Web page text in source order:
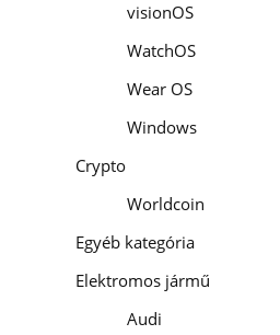
visionOS
WatchOS
Wear OS
Windows
Crypto
Worldcoin
Egyéb kategória
Elektromos jármű
Audi